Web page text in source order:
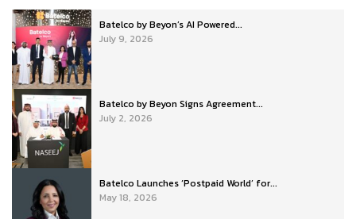
Batelco by Beyon’s AI Powered...
July 9, 2026
Batelco by Beyon Signs Agreement...
July 2, 2026
Batelco Launches ‘Postpaid World’ for...
May 18, 2026